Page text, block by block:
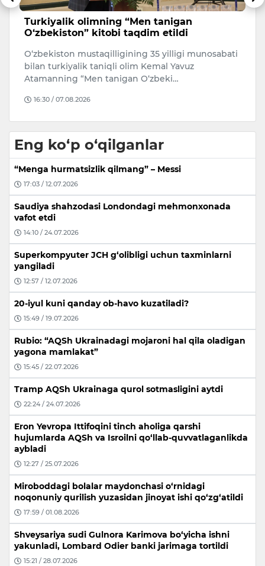
Turkiyalik olimning “Men tanigan
O‘zbekiston” kitobi taqdim etildi
O‘zbekiston mustaqilligining 35 yilligi munosabati
bilan turkiyalik taniqli olim Kemal Yavuz
Atamanning “Men tanigan O‘zbeki…
16:30 / 07.08.2026
Eng ko‘p o‘qilganlar
“Menga hurmatsizlik qilmang” – Messi
17:03 / 12.07.2026
Saudiya shahzodasi Londondagi mehmonxonada
vafot etdi
14:10 / 24.07.2026
Superkompyuter JCH g‘olibligi uchun taxminlarni
yangiladi
12:57 / 12.07.2026
20-iyul kuni qanday ob-havo kuzatiladi?
15:49 / 19.07.2026
Rubio: “AQSh Ukrainadagi mojaroni hal qila oladigan
yagona mamlakat”
15:45 / 22.07.2026
Tramp AQSh Ukrainaga qurol sotmasligini aytdi
22:24 / 24.07.2026
Eron Yevropa Ittifoqini tinch aholiga qarshi
hujumlarda AQSh va Isroilni qo‘llab-quvvatlaganlikda
aybladi
12:27 / 25.07.2026
Miroboddagi bolalar maydonchasi o‘rnidagi
noqonuniy qurilish yuzasidan jinoyat ishi qo‘zg‘atildi
17:59 / 01.08.2026
Shveysariya sudi Gulnora Karimova bo‘yicha ishni
yakunladi, Lombard Odier banki jarimaga tortildi
15:21 / 28.07.2026